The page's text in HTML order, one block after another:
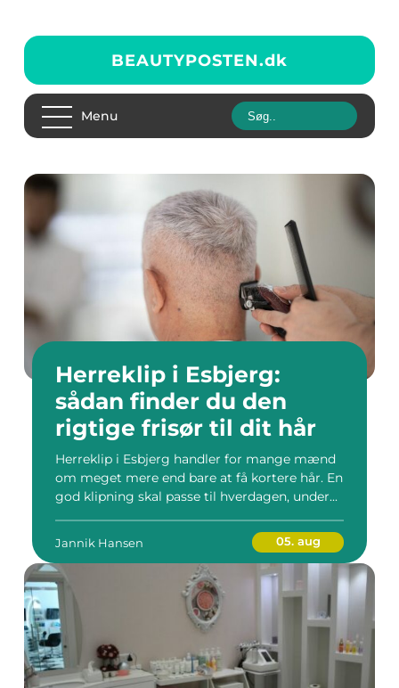
BEAUTYPOSTEN.dk
Menu
Herreklip i Esbjerg:
sådan finder du den
rigtige frisør til dit hår
Herreklip i Esbjerg handler for mange mænd
om meget mere end bare at få kortere hår. En
god klipning skal passe til hverdagen, under...
Jannik Hansen 05. aug